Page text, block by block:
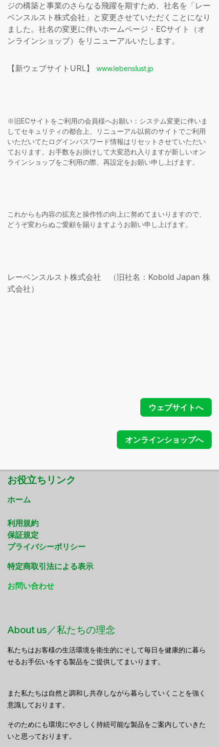
ジの構築と事業のさらなる飛躍を期すため、社名を「レー
ベンスルスト株式会社」と変更させていただくことになり
ました。社名の変更に伴いホームページ・ECサイト（オ
ンラインショップ）をリニューアルいたします。
【新ウェブサイトURL】 www.lebenslust.jp
※旧ECサイトをご利用の会員様へお願い：システム変更に伴いま
してセキュリティの都合上、リニューアル以前のサイトでご利用
いただいてたログインパスワード情報はリセットさせていただい
ております。お手数をお掛けして大変恐れ入りますが新しいオン
ラインショップをご利用の際、再設定をお願い申し上げます。
これからも内容の拡充と操作性の向上に努めてまいりますので、
どうぞ変わらぬご愛顧を賜りますようお願い申し上げます。
レーベンスルスト株式会社 （旧社名：Kobold Japan 株
式会社）
ウェブサイトへ​
オンラインショップへ
お役立ちリンク
ホーム
利用規約
保証規定
プライバシーポリシー
特定商取引法による表示
お問い合わせ
About us／私たちの理念
私たちはお客様の生活環境を衛生的にそして毎日を健康的に暮ら
せるお手伝いをする製品をご提供してまいります。
また私たちは自然と調和し共存しながら暮らしていくことを強く
意識しております。
そのためにも環境にやさしく持続可能な製品をご案内していきた
いと思っております。